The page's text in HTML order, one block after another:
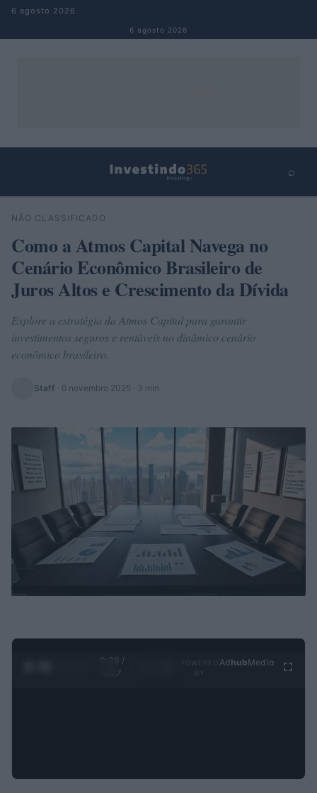
Pular para o conteúdo
6 agosto 2026
6 agosto 2026
⌕
Buscar
NÃO CLASSIFICADO
Como a Atmos Capital Navega no
Cenário Econômico Brasileiro de
Juros Altos e Crescimento da Dívida
Explore a estratégia da Atmos Capital para garantir
investimentos seguros e rentáveis no dinâmico cenário
econômico brasileiro.
Staff · 6 novembro 2025 · 3 min
0:29 /
4:27
Ad hubMedia